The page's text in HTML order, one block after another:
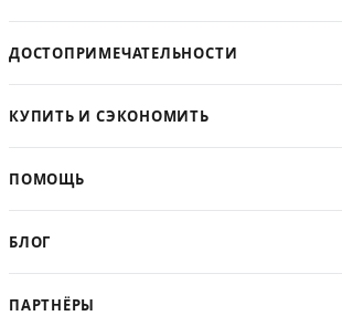
ДОСТОПРИМЕЧАТЕЛЬНОСТИ
КУПИТЬ И СЭКОНОМИТЬ
ПОМОЩЬ
БЛОГ
ПАРТНЁРЫ